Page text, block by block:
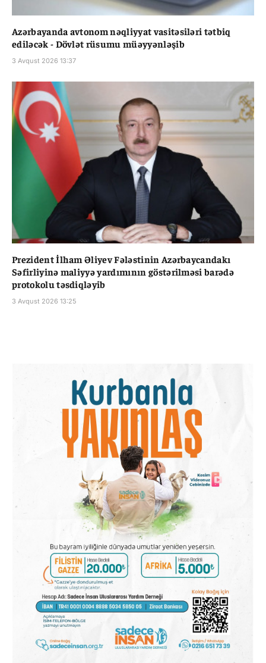
Azərbayanda avtonom nəqliyyat vasitəsiləri tətbiq
ediləcək - Dövlət rüsumu müəyyənləşib
3 Avqust 2026 13:37
Prezident İlham Əliyev Fələstinin Azərbaycandakı
Səfirliyinə maliyyə yardımının göstərilməsi barədə
protokolu təsdiqləyib
3 Avqust 2026 13:25